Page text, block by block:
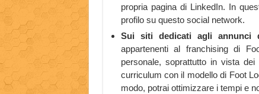
propria pagina di LinkedIn. In
profilo su questo social network.
Sui siti dedicati agli annunci
appartenenti al franchising di
personale, soprattutto in vista
curriculum con il modello di Foot
modo, potrai ottimizzare i tempi e